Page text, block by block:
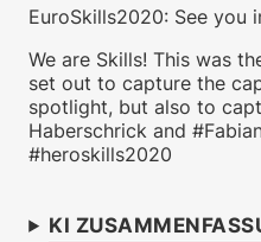
EuroSkills2020: See you
We are Skills! This was
set out to capture the
spotlight, but also to
Haberschrick and
#heroskills2020
KI